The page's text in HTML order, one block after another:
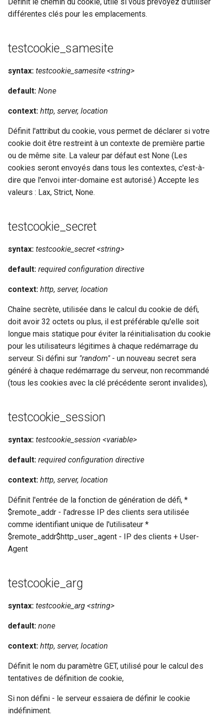
maxminddb
memcached
mlcache
murmurhash2
mysql
nettle
openidc
openssl
perf
prettycjson
pubsub
rack
radixtree
redis-connector
redis-ratelimit
repl
reqargs
requests
riak
différentes clés pour les emplacements.
testcookie_samesite
syntax: testcookie_samesite <string>
default: None
context: http, server, location
Définit l'attribut du cookie, vous permet de déclarer si votre
cookie doit être restreint à un contexte de première partie
ou de même site. La valeur par défaut est None (Les
cookies seront envoyés dans tous les contextes, c'est-à-
dire que l'envoi inter-domaine est autorisé.) Accepte les
valeurs : Lax, Strict, None.
testcookie_secret
syntax: testcookie_secret <string>
default: required configuration directive
context: http, server, location
Chaîne secrète, utilisée dans le calcul du cookie de défi,
doit avoir 32 octets ou plus, il est préférable qu'elle soit
longue mais statique pour éviter la réinitialisation du cookie
pour les utilisateurs légitimes à chaque redémarrage du
serveur. Si défini sur "random"- un nouveau secret sera
généré à chaque redémarrage du serveur, non recommandé
(tous les cookies avec la clé précédente seront invalides),
testcookie_session
syntax: testcookie_session <variable>
default: required configuration directive
context: http, server, location
Définit l'entrée de la fonction de génération de défi, *
$remote_addr - l'adresse IP des clients sera utilisée
comme identifiant unique de l'utilisateur *
$remote_addr$http_user_agent - IP des clients + User-
Agent
testcookie_arg
syntax: testcookie_arg <string>
default: none
context: http, server, location
Définit le nom du paramètre GET, utilisé pour le calcul des
tentatives de définition de cookie,
Si non défini - le serveur essaiera de définir le cookie
indéfiniment.